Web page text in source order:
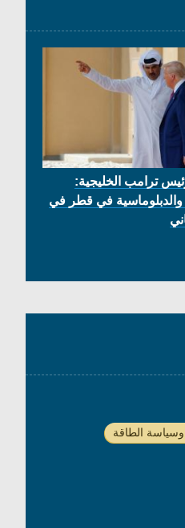
ترامب الخليجية:
والدبلوماسية في قطر في
وسياسة الطاقة